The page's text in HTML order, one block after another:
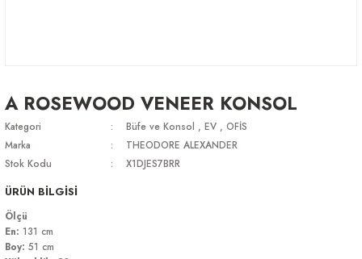
A ROSEWOOD VENEER KONSOL
Kategori Büfe ve Konsol , EV , OFİS
Marka
THEODORE ALEXANDER
Stok Kodu
X1DJES7BRR
ÜRÜN BİLGİSİ
Ölçü
En: 131 cm
Boy: 51 cm